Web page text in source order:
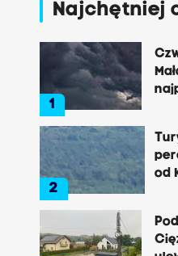
Najchętniej
1
2
od
do